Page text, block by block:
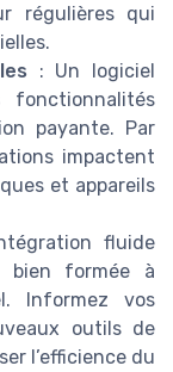
régulières qui
: Un logiciel
payante. Par
impactent
et appareils
fluide
bien formée à
Informez vos
outils de
l’efficience du